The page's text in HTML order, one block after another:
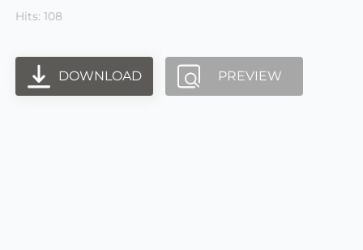
Hits: 108
DOWNLOAD PREVIEW